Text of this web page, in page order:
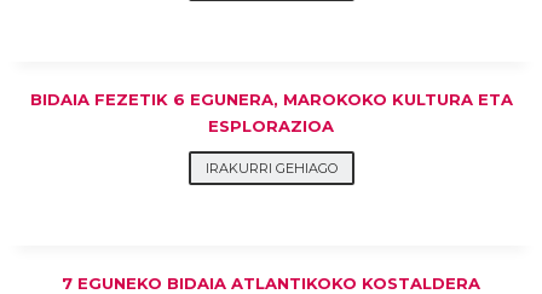
BIDAIA FEZETIK 6 EGUNERA, MAROKOKO KULTURA ETA
ESPLORAZIOA
IRAKURRI GEHIAGO
7 EGUNEKO BIDAIA ATLANTIKOKO KOSTALDERA